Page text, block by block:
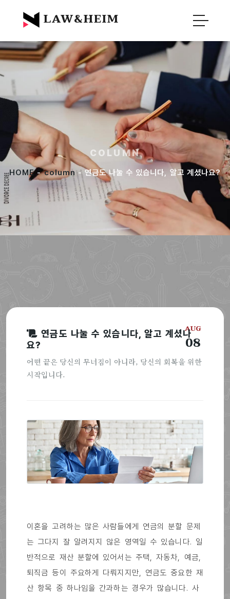
LAW&HEIM
COLUMN
HOME-column - 연금도 나눌 수 있습니다, 알고 계셨나요?
AUG
08
연금도 나눌 수 있습니다, 알고 계셨나
요?
어떤 끝은 당신의 무너짐이 아니라, 당신의 회복을 위한
시작입니다.
이혼을 고려하는 많은 사람들에게 연금의 분할 문제
는 그다지 잘 알려지지 않은 영역일 수 있습니다. 일
반적으로 재산 분할에 있어서는 주택, 자동차, 예금,
퇴직금 등이 주요하게 다뤄지지만, 연금도 중요한 재
산 항목 중 하나임을 간과하는 경우가 많습니다. 사